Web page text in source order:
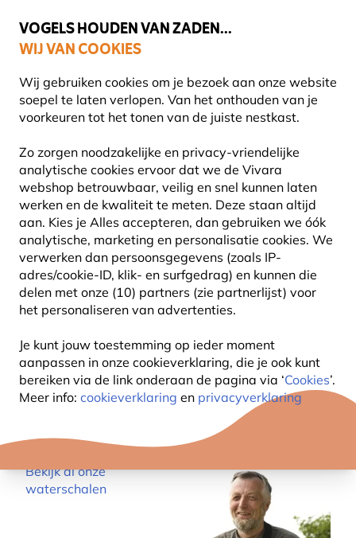
VOGELS HOUDEN VAN ZADEN...
WIJ VAN COOKIES
Wij gebruiken cookies om je bezoek aan onze website
soepel te laten verlopen. Van het onthouden van je
voorkeuren tot het tonen van de juiste nestkast.
Zo zorgen noodzakelijke en privacy-vriendelijke
analytische cookies ervoor dat we de Vivara
webshop betrouwbaar, veilig en snel kunnen laten
werken en de kwaliteit te meten. Deze staan altijd
aan. Kies je Alles accepteren, dan gebruiken we óók
analytische, marketing en personalisatie cookies. We
verwerken dan persoonsgegevens (zoals IP-
adres/cookie-ID, klik- en surfgedrag) en kunnen die
delen met onze (10) partners (zie partnerlijst) voor
het personaliseren van advertenties.
Je kunt jouw toestemming op ieder moment
aanpassen in onze cookieverklaring, die je ook kunt
bereiken via de link onderaan de pagina via ‘Cookies’.
Meer info: cookieverklaring en privacyverklaring
Uitstekend beoordeeld in 11 landen
Gratis thuisbezorgd vanaf €49
ZONDER WATER GEEN
VOGELS
Nico de
Haan
27 Januari
2020
INFORMATIE
VOGELS
Bekijk al onze
waterschalen